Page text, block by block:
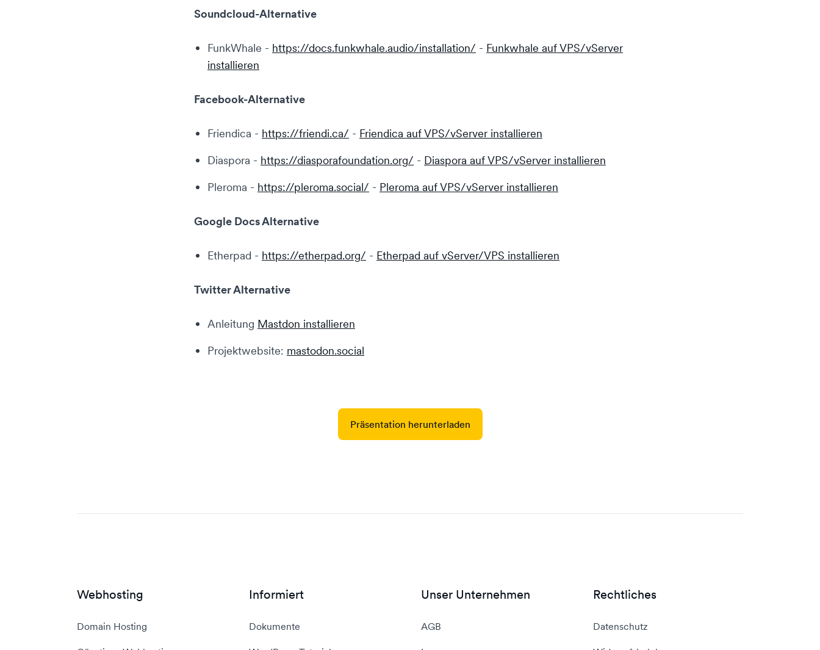
Soundcloud-Alternative
FunkWhale - https://docs.funkwhale.audio/installation/ - Funkwhale auf VPS/vServer
installieren
Facebook-Alternative
Friendica - https://friendi.ca/ - Friendica auf VPS/vServer installieren
Diaspora - https://diasporafoundation.org/ - Diaspora auf VPS/vServer installieren
Pleroma - https://pleroma.social/ - Pleroma auf VPS/vServer installieren
Google Docs Alternative
Etherpad - https://etherpad.org/ - Etherpad auf vServer/VPS installieren
Twitter Alternative
Anleitung Mastdon installieren
Projektwebsite: mastodon.social
Präsentation herunterladen
Webhosting
Domain Hosting
Informiert
Dokumente
Unser Unternehmen
AGB
Rechtliches
Datenschutz